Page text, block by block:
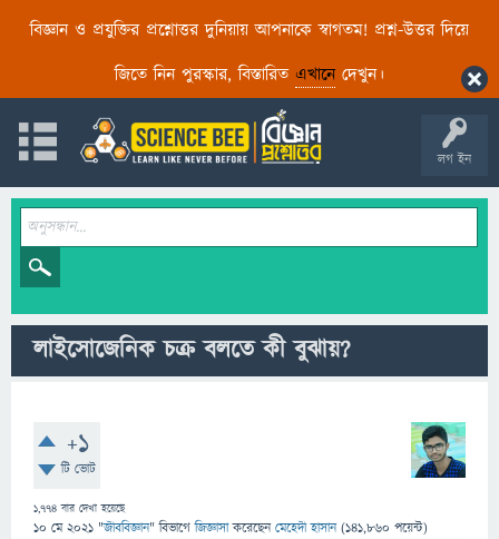
বিজ্ঞান ও প্রযুক্তির প্রশ্নোত্তর দুনিয়ায় আপনাকে স্বাগতম! প্রশ্ন-উত্তর দিয়ে
জিতে নিন পুরস্কার, বিস্তারিত এখানেদেখুন।
লগ ইন
লাইসোজেনিক চক্র বলতে কী বুঝায়?
+1
টি ভোট
1,774 বার দেখা হয়েছে
10 মে 2021 "জীববিজ্ঞান" বিভাগে জিজ্ঞাসাকরেছেনমেহেদী হাসান (141,860 পয়েন্ট)